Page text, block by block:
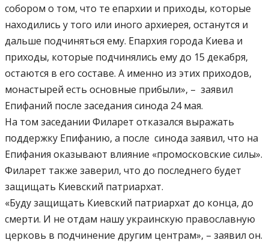
собором о том, что те епархии и приходы, которые
находились у того или иного архиерея, останутся и
дальше подчиняться ему. Епархия города Киева и
приходы, которые подчинялись ему до 15 декабря,
остаются в его составе. А именно из этих приходов,
монастырей есть основные прибыли», – заявил
Епифаний после заседания синода 24 мая.
На том заседании Филарет отказался выражать
поддержку Епифанию, а после синода заявил, что на
Епифания оказывают влияние «промосковские силы».
Филарет также заверил, что до последнего будет
защищать Киевский патриархат.
«Буду защищать Киевский патриархат до конца, до
смерти. И не отдам нашу украинскую православную
церковь в подчинение другим центрам», – заявил он.